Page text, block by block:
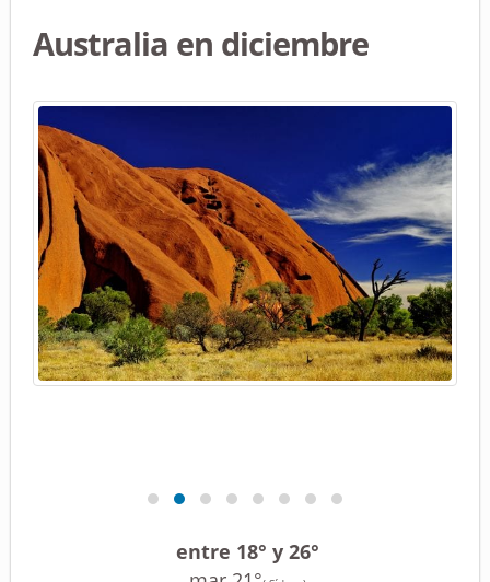
Australia en diciembre
entre 18° y 26°